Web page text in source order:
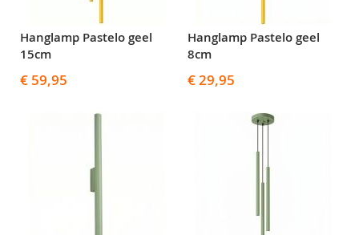
Hanglamp Pastelo geel
15cm
€ 59,95
Hanglamp Pastelo geel
8cm
€ 29,95